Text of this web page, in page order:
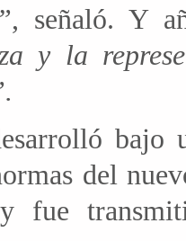
, señaló. Y
y la
bajo
del
fue